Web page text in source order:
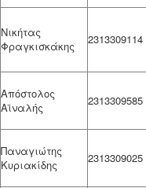
Νικήτας
Φραγκισκάκης
2313309114
Απόστολος
Αϊναλής
2313309585
Παναγιώτης
Κυριακίδης
2313309025